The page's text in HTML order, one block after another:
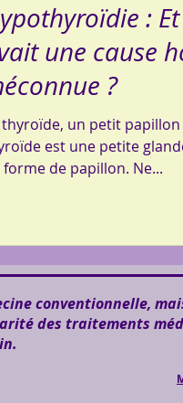
:
une cause
?
thyroïde, un petit
est une petite
forme de papillon. Ne...
conventionnelle,
des traitements